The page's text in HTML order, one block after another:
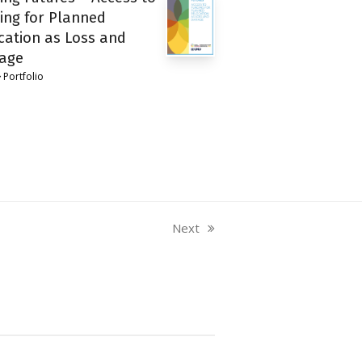
for Planned
as Loss and
Portfolio
next
Next